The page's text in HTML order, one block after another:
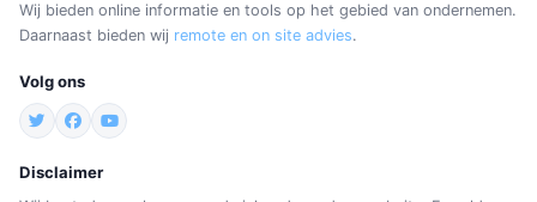
Wij bieden online informatie en tools op het gebied van ondernemen.
Daarnaast bieden wij remote en on site advies.
Volg ons
Disclaimer